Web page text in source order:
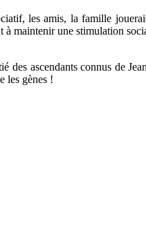
les amis, la famille
maintenir une stimulation
ascendants connus de
les gènes !